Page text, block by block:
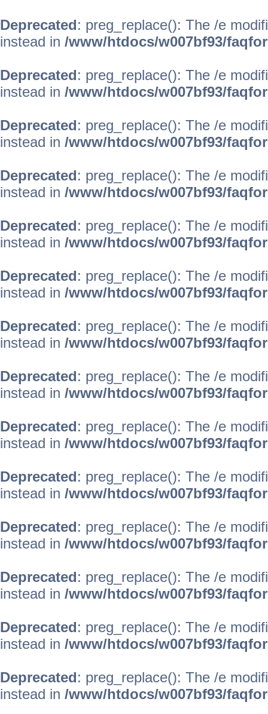
Deprecated: preg_replace(): The /e
instead in /www/htdocs/w007bf93/
Deprecated: preg_replace(): The /e
instead in /www/htdocs/w007bf93/
Deprecated: preg_replace(): The /e
instead in /www/htdocs/w007bf93/
Deprecated: preg_replace(): The /e
instead in /www/htdocs/w007bf93/
Deprecated: preg_replace(): The /e
instead in /www/htdocs/w007bf93/
Deprecated: preg_replace(): The /e
instead in /www/htdocs/w007bf93/
Deprecated: preg_replace(): The /e
instead in /www/htdocs/w007bf93/
Deprecated: preg_replace(): The /e
instead in /www/htdocs/w007bf93/
Deprecated: preg_replace(): The /e
instead in /www/htdocs/w007bf93/
Deprecated: preg_replace(): The /e
instead in /www/htdocs/w007bf93/
Deprecated: preg_replace(): The /e
instead in /www/htdocs/w007bf93/
Deprecated: preg_replace(): The /e
instead in /www/htdocs/w007bf93/
Deprecated: preg_replace(): The /e
instead in /www/htdocs/w007bf93/
Deprecated: preg_replace(): The /e
instead in /www/htdocs/w007bf93/